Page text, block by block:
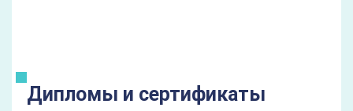
Дипломы и сертификаты